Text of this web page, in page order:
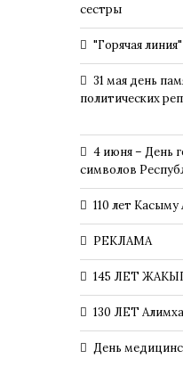
сестры
"Горячая линия"
31 мая день
политических
4 июня – День
символов
110 лет
РЕКЛАМА
145 ЛЕТ
130 ЛЕТ
День